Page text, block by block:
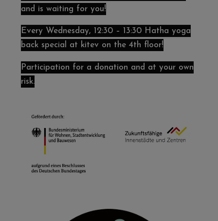
and is waiting for you!
Every Wednesday, 12:30 – 13:30 Hatha yoga
back special at kitev on the 4th floor!
Participation for a donation and at your own
risk.